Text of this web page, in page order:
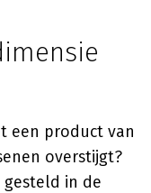
een product van
overstijgt?
in de